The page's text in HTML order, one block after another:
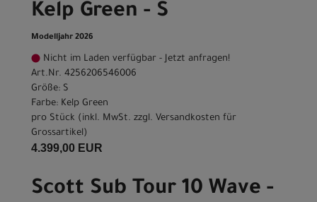
Kelp Green - S
Modelljahr 2026
Nicht im Laden verfügbar - Jetzt anfragen!
Art.Nr. 4256206546006
Größe: S
Farbe: Kelp Green
pro Stück (inkl. MwSt. zzgl. Versandkosten für
Grossartikel)
4.399,00 EUR
Scott Sub Tour 10 Wave -